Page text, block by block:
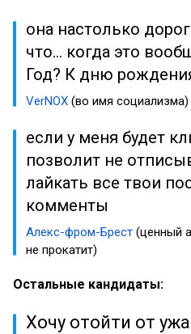
она настолько
что... когда это
Год? К дню
VerNOX (во имя социализма)
если у меня будет
позволит не
лайкать все твои
комменты
Алекс-фром-Брест (ценный
не прокатит)
Остальные кандидаты:
Хочу отойти от